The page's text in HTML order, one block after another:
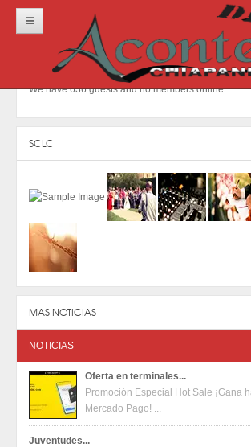
Portada
Locales
Municipios
Deportes
Opinión
Contacto
We have 636 guests and no members online
SCLC
MAS NOTICIAS
NOTICIAS
Oferta en terminales...
Promoción Especial Hot Sale ¡Gana
Mercado Pago! ...
Juventudes...